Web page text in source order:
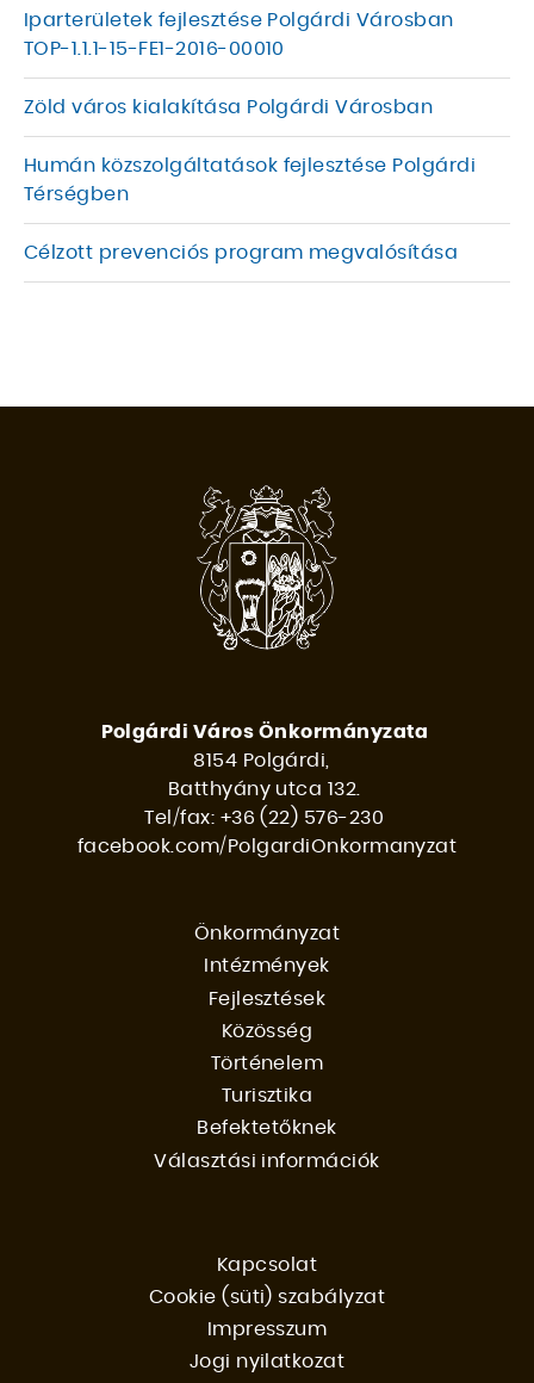
Iparterületek fejlesztése Polgárdi Városban
TOP-1.1.1-15-FE1-2016-00010
Zöld város kialakítása Polgárdi Városban
Humán közszolgáltatások fejlesztése Polgárdi
Térségben
Célzott prevenciós program megvalósítása
Polgárdi Város Önkormányzata
8154 Polgárdi,
Batthyány utca 132.
Tel/fax: +36 (22) 576-230
facebook.com/PolgardiOnkormanyzat
Önkormányzat
Intézmények
Fejlesztések
Közösség
Történelem
Turisztika
Befektetőknek
Választási információk
Kapcsolat
Cookie (süti) szabályzat
Impresszum
Jogi nyilatkozat